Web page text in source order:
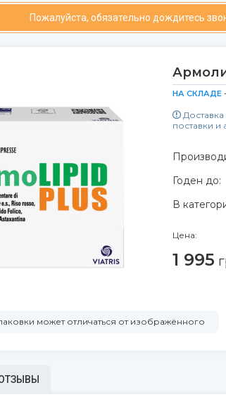
Пожалуйста, обязательно дождитесь
НА СКЛАДЕ
поставки и
Годен до:
В
Цена:
1 995
может отличаться от изображённого